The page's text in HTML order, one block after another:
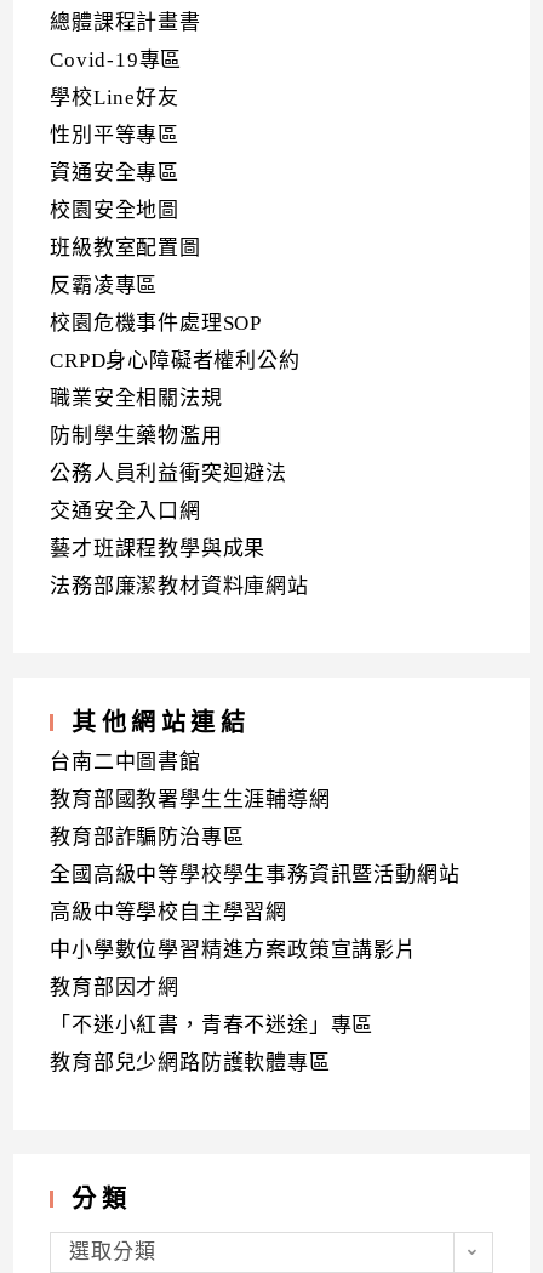
總體課程計畫書
Covid-19專區
學校Line好友
性別平等專區
資通安全專區
校園安全地圖
班級教室配置圖
反霸凌專區
校園危機事件處理SOP
CRPD身心障礙者權利公約
職業安全相關法規
防制學生藥物濫用
公務人員利益衝突迴避法
交通安全入口網
藝才班課程教學與成果
法務部廉潔教材資料庫網站
其他網站連結
台南二中圖書館
教育部國教署學生生涯輔導網
教育部詐騙防治專區
全國高級中等學校學生事務資訊暨活動網站
高級中等學校自主學習網
中小學數位學習精進方案政策宣講影片
教育部因才網
「不迷小紅書，青春不迷途」專區
教育部兒少網路防護軟體專區
分類
分
類選取分類